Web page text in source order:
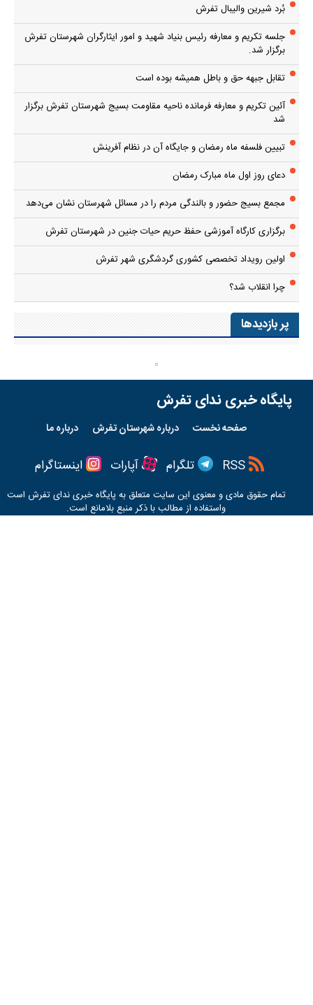
بُرد شیرین والیبال تفرش
جلسه تکریم و معارفه رئیس بنیاد شهید و امور ایثارگران شهرستان تفرش
برگزار شد.
تقابل جبهه حق و باطل همیشه بوده است
آئین تکریم و معارفه فرمانده ناحیه مقاومت بسیج شهرستان تفرش برگزار
شد
تبیین فلسفه ماه رمضان و جایگاه آن در نظام آفرینش
دعای روز اول ماه مبارک رمضان
مجمع بسیج حضور و بالندگی مردم را در مسائل شهرستان نشان می‌دهد
برگزاری کارگاه آموزشی حفظ حریم حیات جنین در شهرستان تفرش
اولین رویداد تخصصی کشوری گردشگری شهر تفرش
چرا انقلاب شد؟
پر بازدیدها
پایگاه خبری ندای تفرش
صفحه نخست درباره شهرستان تفرش درباره ما
تلگرام آپارات اینستاگرام
تمام حقوق مادی و معنوی این سایت متعلق به پایگاه خبریندای تفرش است
واستفاده از مطالب با ذکر منبع بلامانع است.